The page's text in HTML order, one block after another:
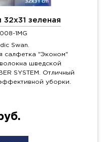
зеленая
1MG
Swan.
салфетка "Эконом"
шведской
SYSTEM. Отличный
уборки.